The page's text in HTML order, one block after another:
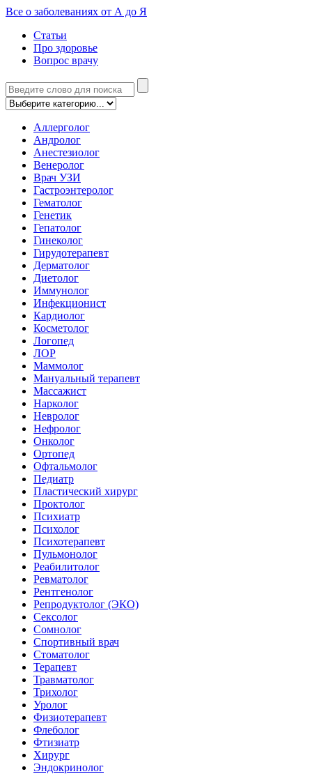
Все о заболеваниях от А до Я
Статьи
Про здоровье
Вопрос врачу
Аллерголог
Андролог
Анестезиолог
Венеролог
Врач УЗИ
Гастроэнтеролог
Гематолог
Генетик
Гепатолог
Гинеколог
Гирудотерапевт
Дерматолог
Диетолог
Иммунолог
Инфекционист
Кардиолог
Косметолог
Логопед
ЛОР
Маммолог
Мануальный терапевт
Массажист
Нарколог
Невролог
Нефролог
Онколог
Ортопед
Офтальмолог
Педиатр
Пластический хирург
Проктолог
Психиатр
Психолог
Психотерапевт
Пульмонолог
Реабилитолог
Ревматолог
Рентгенолог
Репродуктолог (ЭКО)
Сексолог
Сомнолог
Спортивный врач
Стоматолог
Терапевт
Травматолог
Трихолог
Уролог
Физиотерапевт
Флеболог
Фтизиатр
Хирург
Эндокринолог